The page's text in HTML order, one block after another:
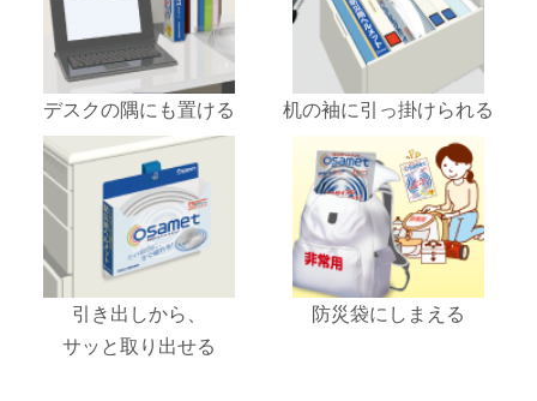
デスクの隅にも置ける
引き出しから、
サッと取り出せる
机の袖に引っ掛けられる
防災袋にしまえる